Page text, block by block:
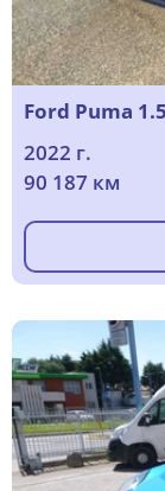
Ford Puma
2022 г.
90 187 км